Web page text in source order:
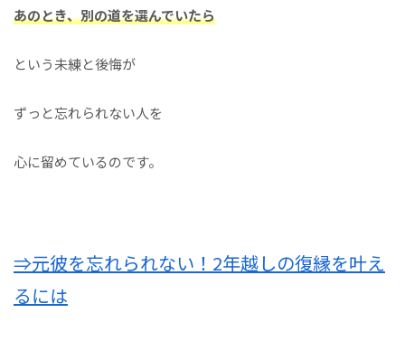
あのとき、別の道を選んでいたら
という未練と後悔が
ずっと忘れられない人を
心に留めているのです。
⇒元彼を忘れられない！2年越しの復縁を叶え
るには